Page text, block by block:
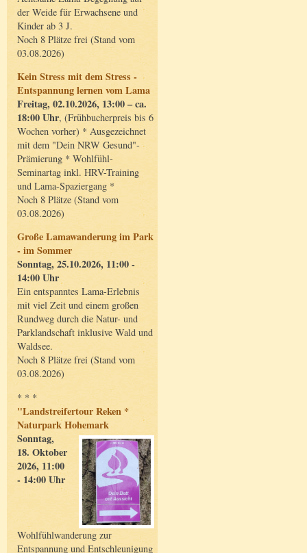
der Weide für Erwachsene und
Kinder ab 3 J.
Noch 8 Plätze frei (Stand vom
03.08.2026)
Kein Stress mit dem Stress -
Entspannung lernen vom Lama
Freitag, 02.10.2026, 13:00 – ca.
18:00 Uhr, (Frühbucherpreis bis 6
Wochen vorher) * Ausgezeichnet
mit dem "Dein NRW Gesund"-
Prämierung * Wohlfühl-
Seminartag inkl. HRV-Training
und Lama-Spaziergang *
Noch 8 Plätze (Stand vom
03.08.2026)
Große Lamawanderung im Park
- im Sommer
Sonntag, 25.10.2026, 11:00 -
14:00 Uhr
Ein entspanntes Lama-Erlebnis
mit viel Zeit und einem großen
Rundweg durch die Natur- und
Parklandschaft inklusive Wald und
Waldsee.
Noch 8 Plätze frei (Stand vom
03.08.2026)
* * *
"Landstreifertour Reken *
Naturpark Hohemark
Sonntag,
18. Oktober
2026, 11:00
- 14:00 Uhr
Wohlfühlwanderung zur
Entspannung und Entschleunigung